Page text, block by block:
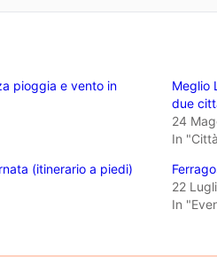
pioggia e vento in
Meglio
due
24
In
(itinerario a piedi)
22
In